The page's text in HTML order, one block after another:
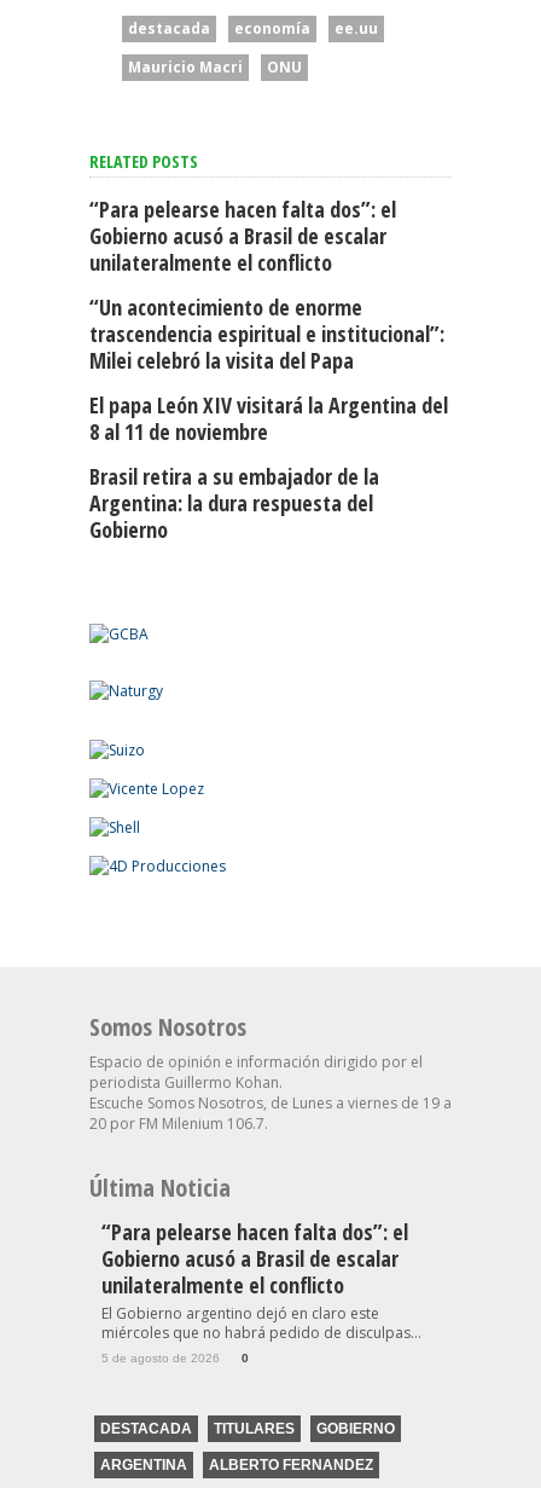
destacada economía
ee.uu
Mauricio Macri
ONU
RELATED POSTS
“Para pelearse hacen falta dos”: el
Gobierno acusó a Brasil de escalar
unilateralmente el conflicto
“Un acontecimiento de enorme
trascendencia espiritual e institucional”:
Milei celebró la visita del Papa
El papa León XIV visitará la Argentina del
8 al 11 de noviembre
Brasil retira a su embajador de la
Argentina: la dura respuesta del
Gobierno
Somos Nosotros
Espacio de opinión e información dirigido por el
periodista Guillermo Kohan.
Escuche Somos Nosotros, de Lunes a viernes de 19 a
20 por FM Milenium 106.7.
Última Noticia
“Para pelearse hacen falta dos”: el
Gobierno acusó a Brasil de escalar
unilateralmente el conflicto
El Gobierno argentino dejó en claro este
miércoles que no habrá pedido de disculpas...
5 de agosto de 2026 0
DESTACADA TITULARES GOBIERNO
ARGENTINA ALBERTO FERNANDEZ